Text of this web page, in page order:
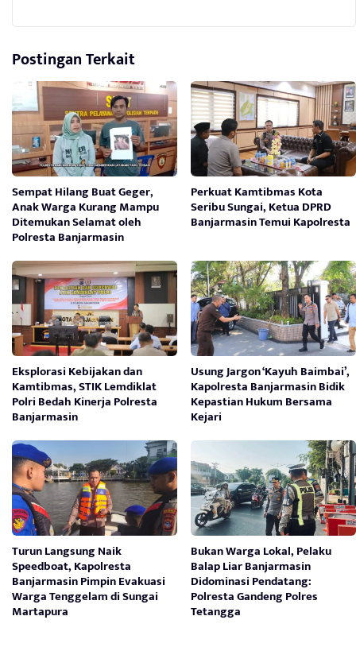
Postingan Terkait
Sempat Hilang Buat Geger,
Anak Warga Kurang Mampu
Ditemukan Selamat oleh
Polresta Banjarmasin
Perkuat Kamtibmas Kota
Seribu Sungai, Ketua DPRD
Banjarmasin Temui Kapolresta
Eksplorasi Kebijakan dan
Kamtibmas, STIK Lemdiklat
Polri Bedah Kinerja Polresta
Banjarmasin
Usung Jargon ‘Kayuh Baimbai’,
Kapolresta Banjarmasin Bidik
Kepastian Hukum Bersama
Kejari
Turun Langsung Naik
Speedboat, Kapolresta
Banjarmasin Pimpin Evakuasi
Warga Tenggelam di Sungai
Martapura
Bukan Warga Lokal, Pelaku
Balap Liar Banjarmasin
Didominasi Pendatang:
Polresta Gandeng Polres
Tetangga